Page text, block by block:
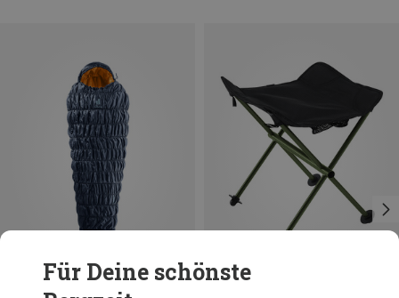
Für Deine schönste